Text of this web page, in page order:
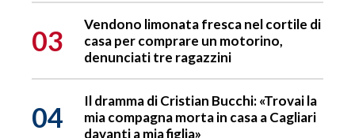
03
Vendono limonata fresca nel cortile di
casa per comprare un motorino,
denunciati tre ragazzini
04
Il dramma di Cristian Bucchi: «Trovai la
mia compagna morta in casa a Cagliari
davanti a mia figlia»